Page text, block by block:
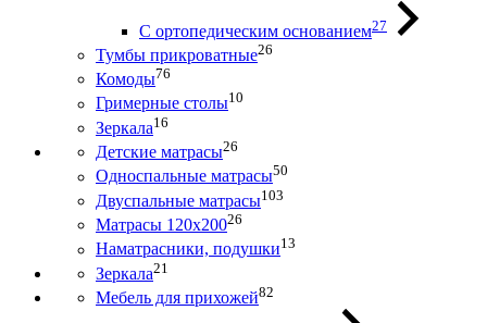
С ортопедическим основанием27
Тумбы прикроватные26
Комоды76
Гримерные столы10
Зеркала16
Детские матрасы26
Односпальные матрасы50
Двуспальные матрасы103
Матрасы 120х20026
Наматрасники, подушки13
Зеркала21
Мебель для прихожей82